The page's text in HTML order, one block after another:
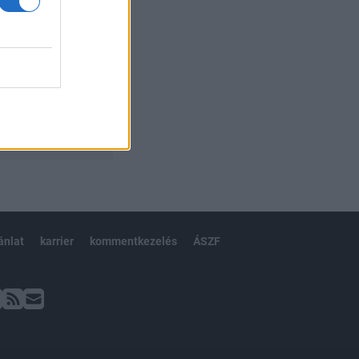
karrier kommentkezelés ÁSZF